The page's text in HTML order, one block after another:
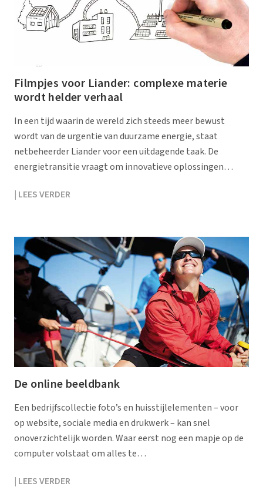
Filmpjes voor Liander: complexe materie
wordt helder verhaal
In een tijd waarin de wereld zich steeds meer bewust
wordt van de urgentie van duurzame energie, staat
netbeheerder Liander voor een uitdagende taak. De
energietransitie vraagt om innovatieve oplossingen…
| LEES VERDER
De online beeldbank
Een bedrijfscollectie foto’s en huisstijlelementen – voor
op website, sociale media en drukwerk – kan snel
onoverzichtelijk worden. Waar eerst nog een mapje op de
computer volstaat om alles te…
| LEES VERDER